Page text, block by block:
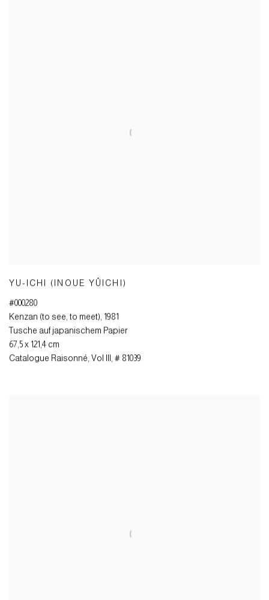
YU-ICHI (INOUE YÛICHI)
#000280
Kenzan (to see, to meet), 1981
Tusche auf japanischem Papier
67,5 x 121,4 cm
Catalogue Raisonné, Vol III , # 81039